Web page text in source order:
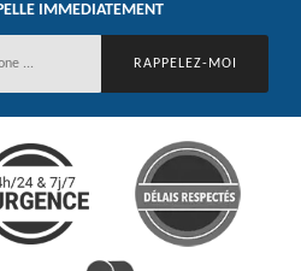
IMMEDIATEMENT